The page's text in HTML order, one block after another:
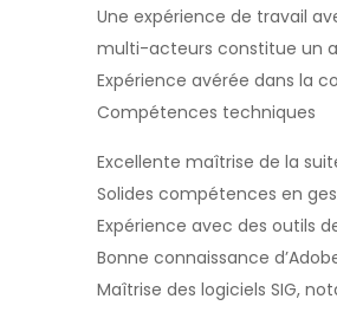
Une expérience de travail
multi-acteurs constitue un
Expérience avérée dans la
Compétences techniques
Excellente maîtrise de la
Solides compétences en
Expérience avec des outils
Bonne connaissance
Maîtrise des logiciels SIG,